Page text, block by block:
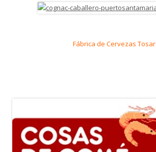
Fábrica de Cervezas Tosar